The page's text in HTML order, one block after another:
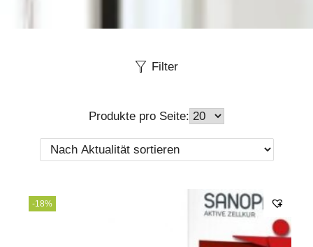
Filter
Produkte pro Seite:
-18%